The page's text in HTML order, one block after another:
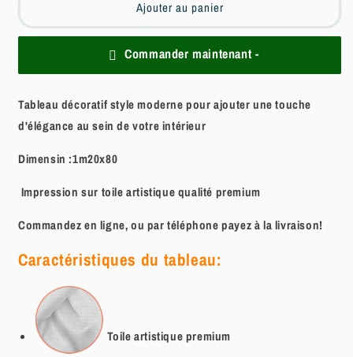
Ajouter au panier
Commander maintenant -
Tableau décoratif style moderne pour ajouter une touche
d'élégance au sein de votre intérieur
Dimensin :1m20x80
Impression sur toile artistique qualité premium
Commandez en ligne, ou par téléphone payez à la livraison!
Caractéristiques du tableau:
Toile artistiquepremium